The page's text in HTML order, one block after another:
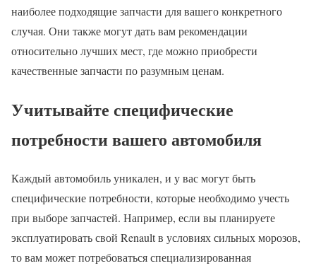
наиболее подходящие запчасти для вашего конкретного
случая. Они также могут дать вам рекомендации
относительно лучших мест, где можно приобрести
качественные запчасти по разумным ценам.
Учитывайте специфические
потребности вашего автомобиля
Каждый автомобиль уникален, и у вас могут быть
специфические потребности, которые необходимо учесть
при выборе запчастей. Например, если вы планируете
эксплуатировать свой Renault в условиях сильных морозов,
то вам может потребоваться специализированная